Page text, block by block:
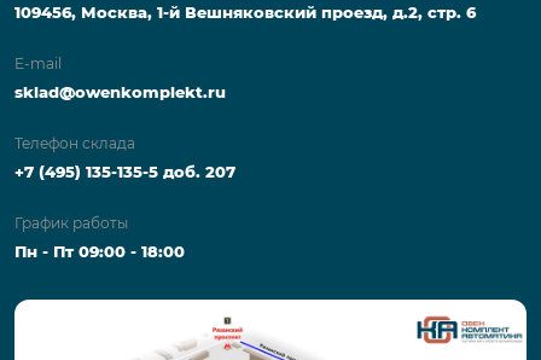
109456, Москва, 1-й Вешняковский проезд, д.2, стр. 6
E-mail
sklad@owenkomplekt.ru
Телефон склада
+7 (495) 135-135-5 доб. 207
График работы
Пн - Пт 09:00 - 18:00